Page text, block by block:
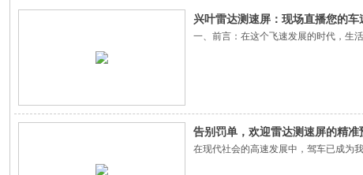
兴叶雷达测速屏：现场直播您的车
一、前言：在这个飞速发展的时代，生
告别罚单，欢迎雷达测速屏的精准
在现代社会的高速发展中，驾车已成为